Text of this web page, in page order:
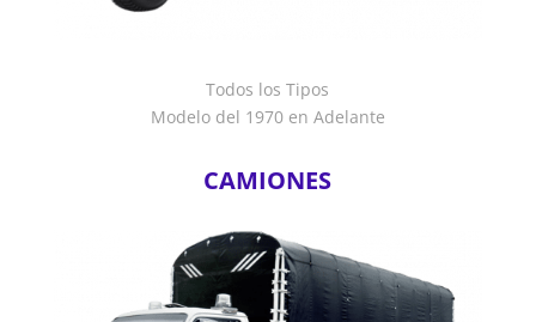
Todos los Tipos
Modelo del 1970 en Adelante
CAMIONES